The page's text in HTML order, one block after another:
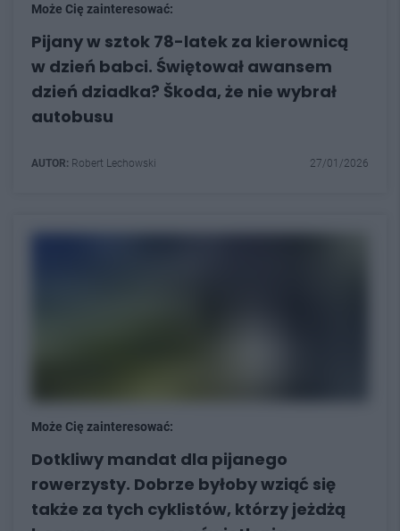
Może Cię zainteresować:
Pijany w sztok 78-latek za kierownicą
w dzień babci. Świętował awansem
dzień dziadka? Škoda, że nie wybrał
autobusu
AUTOR: Robert Lechowski 27/01/2026
Może Cię zainteresować:
Dotkliwy mandat dla pijanego
rowerzysty. Dobrze byłoby wziąć się
także za tych cyklistów, którzy jeżdżą